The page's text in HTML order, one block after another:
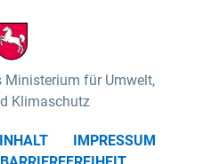
Ministerium für Umwelt,
Klimaschutz
INHALT
IMPRESSUM